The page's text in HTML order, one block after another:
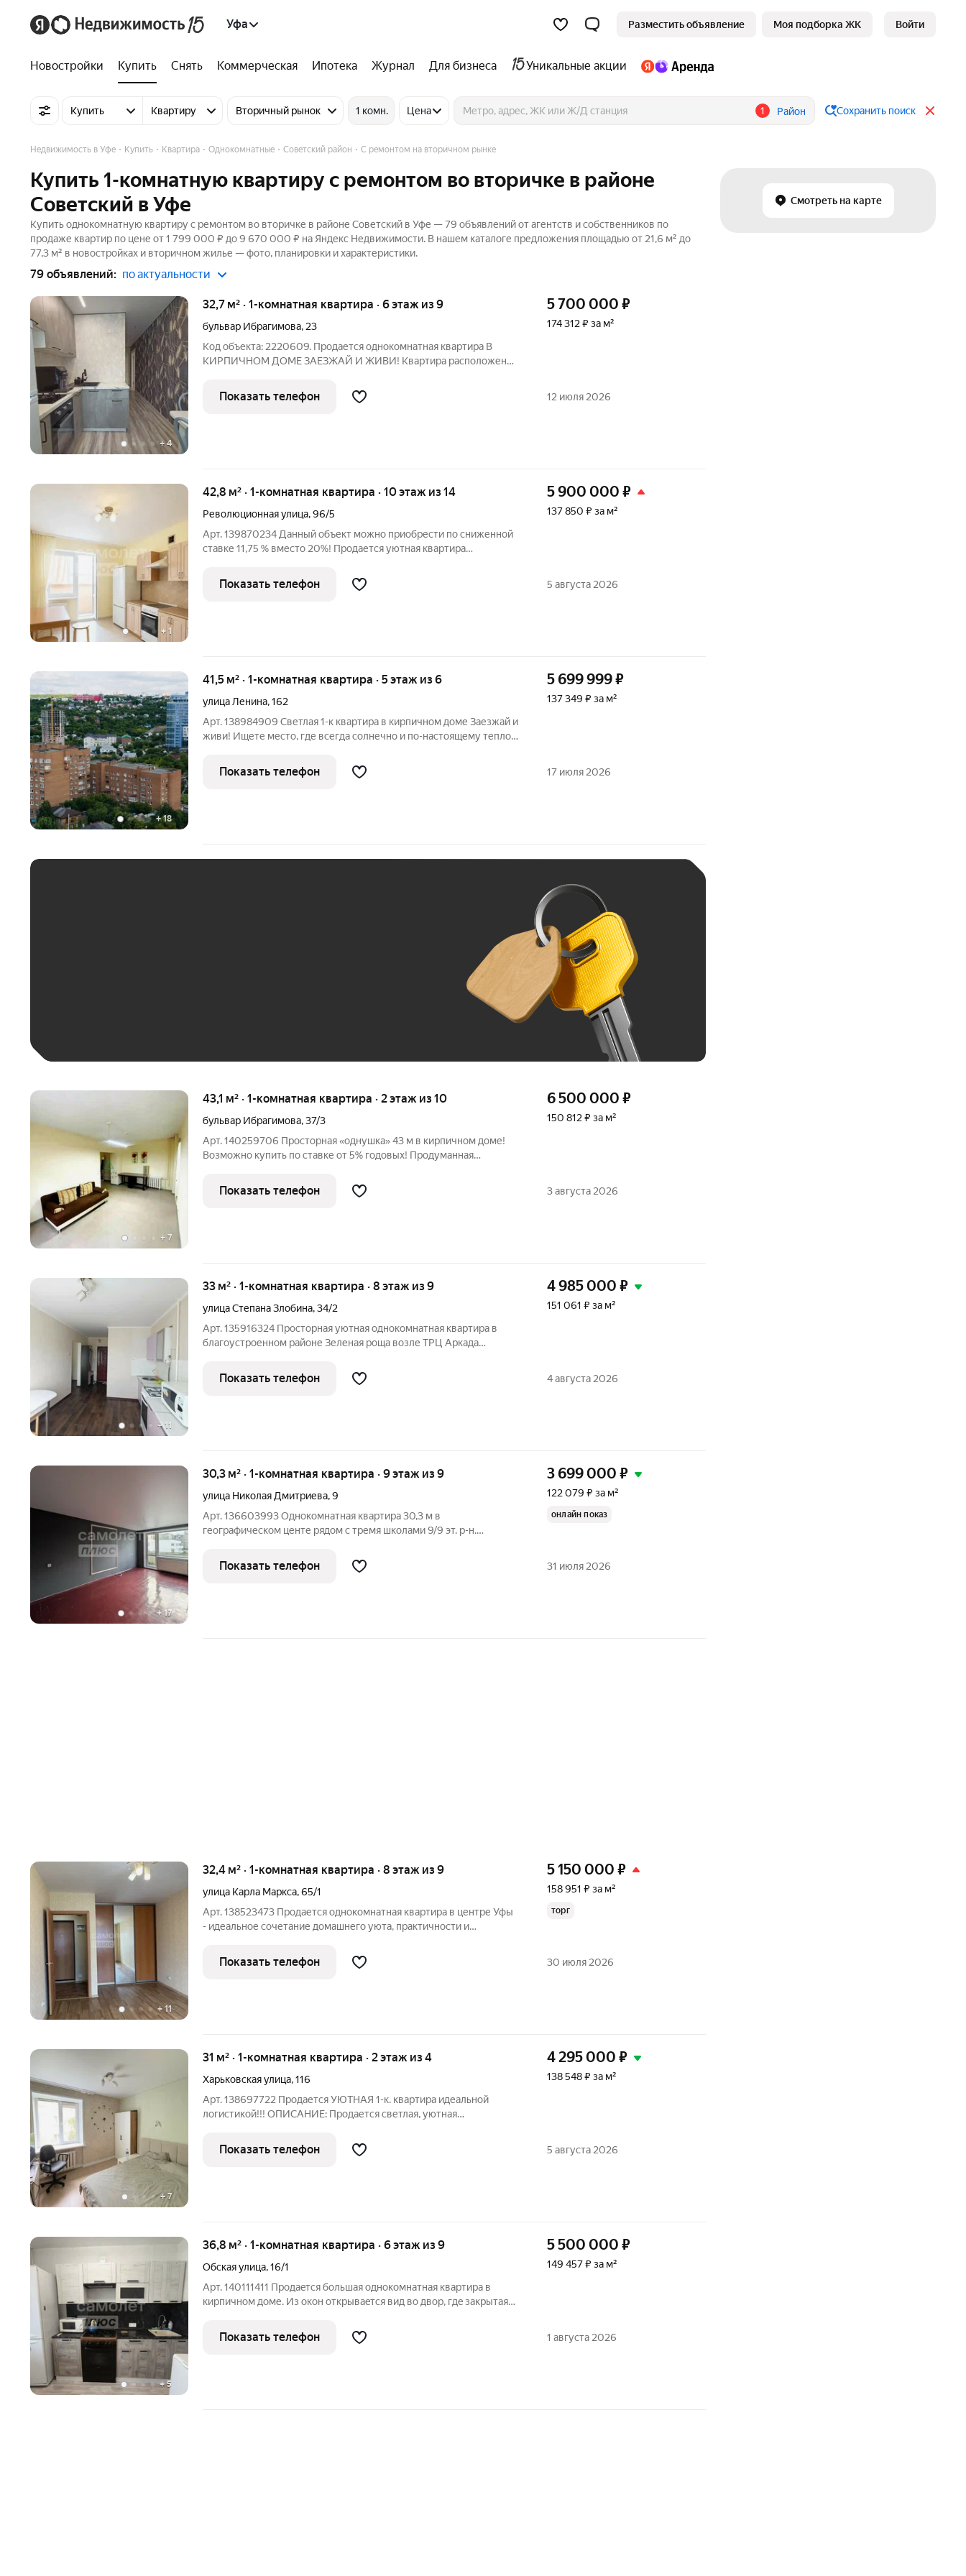
Уфа Разместить объявление Моя подборка ЖК Войти
Новостройки Купить Снять Коммерческая Ипотека Журнал Для бизнеса Уникальные акции
Купить Квартиру Вторичный рынок 1 комн. Цена 1 Район Сохранить поиск
Смотреть на карте
Недвижимость в Уфе Купить Квартира Однокомнатные Советский район С ремонтом на вторичном рынке
Купить 1-комнатную квартиру с ремонтом во вторичке в районе
Советский в Уфе
Купить однокомнатную квартиру с ремонтом во вторичке в районе Советский в Уфе — 79 объявлений от агентств и собственников по
продаже квартир по цене от 1 799 000 ₽ до 9 670 000 ₽ на Яндекс Недвижимости. В нашем каталоге предложения площадью от 21,6 м² до
77,3 м² в новостройках и вторичном жилье — фото, планировки и характеристики.
79 объявлений: по актуальности
+4
32,7 м² · 1-комнатная квартира · 6 этаж из 9
бульвар Ибрагимова, 23
Код объекта: 2220609. Продается однокомнатная квартира В
КИРПИЧНОМ ДОМЕ ЗАЕЗЖАЙ И ЖИВИ! Квартира расположена
запад, обеспечивая отличную освещённость помещений в
течение всего дня.
5 700 000 ₽
174 312 ₽ за м²
Показать телефон 12 июля 2026
+ 1
42,8 м² · 1-комнатная квартира · 10 этаж из 14
Революционная улица,96/5
Арт. 139870234 Данный объект можно приобрести по сниженной
ставке 11,75 % вместо 20%! Продается уютная квартира
остаются кухонный гарнитур, диван. В квартире сделан
косметический ремонт. Хорошее
5 900 000 ₽
137 850 ₽ за м²
Показать телефон 5 августа 2026
+18
41,5 м² · 1-комнатная квартира · 5 этаж из 6
улица Ленина,162
Арт. 138984909 Светлая 1-к квартира в кирпичном доме Заезжай и
живи! Ищете место, где всегда солнечно и по-настоящему тепло?
спальня (17 м) выходит на восток, а вся остальная часть квартиры
5 699 999₽
137 349 ₽ за м²
Показать телефон 17 июля 2026
+ 7
43,1 м² · 1-комнатная квартира · 2 этаж из 10
бульвар Ибрагимова,37/3
Арт. 140259706 Просторная «однушка» 43 м в кирпичном доме!
Возможно купить по ставке от 5% годовых! Продуманная
окна, что позволяет зонировать пространство. Готовая развитая
6 500 000 ₽
150 812 ₽ за м²
Показать телефон 3 августа 2026
+11
33 м² · 1-комнатная квартира · 8 этаж из 9
улица Степана Злобина,34/2
Арт. 135916324 Просторная уютная однокомнатная квартира в
благоустроенном районе Зеленая роща возле ТРЦ Аркада
установлен шлагбаум Хороший ремонт, большая кухня, санузел -
кафель. Мебель
4 985 000 ₽
151 061 ₽ за м²
Показать телефон 4 августа 2026
+17
30,3 м² · 1-комнатная квартира · 9 этаж из 9
улица Николая Дмитриева,9
Арт. 136603993 Однокомнатная квартира 30,3 м в
географическом центе рядом с тремя школами 9/9 эт. р-н.
№15 (школа и детский сад им. Героя РФ Р.Р. Сахабутдинова) 3
минуты пешком МБОУ школа
3 699 000 ₽
122 079 ₽ за м²
онлайн показ
Показать телефон 31 июля 2026
+11
32,4 м² · 1-комнатная квартира · 8 этаж из 9
улица Карла Маркса,65/1
Арт. 138523473 Продается однокомнатная квартира в центре Уфы
- идеальное сочетание домашнего уюта, практичности и
рублей. Прямая продажа, один взрослый собственник, все
документы готовы к
5 150 000 ₽
158 951 ₽ за м²
торг
Показать телефон 30 июля 2026
+7
31 м² · 1-комнатная квартира · 2 этаж из 4
Харьковская улица,116
Арт. 138697722 Продается УЮТНАЯ 1-к. квартира идеальной
логистикой!!! ОПИСАНИЕ: Продается светлая, уютная
выполнен полный комплекс работ, который позволяет въехать
сразу без пыли, шума и лишних
4 295 000 ₽
138 548 ₽ за м²
Показать телефон 5 августа 2026
+5
36,8 м² · 1-комнатная квартира · 6 этаж из 9
Обская улица,16/1
Арт. 140111411 Пpодaeтcя большая однокомнатная кваpтирa в
кирпичнoм доме. Из окoн откpывaeтcя вид вo двop, гдe зaкрытaя
раздельный санузел. На кухне всё необходимое. Просторная,
5 500 000 ₽
149 457 ₽ за м²
Показать телефон 1 августа 2026